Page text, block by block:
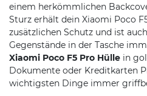
einem herkömmlichen
Sturz erhält dein Xiaomi Poco
zusätzlichen Schutz und ist
Gegenstände in der Tasche
Xiaomi Poco F5 Pro Hülle in
Dokumente oder Kreditkarten
wichtigsten Dinge immer